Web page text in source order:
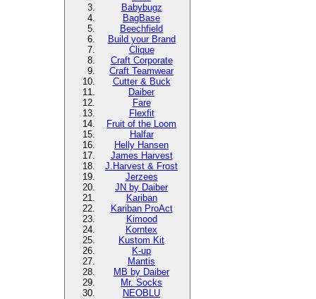
Babybugz
BagBase
Beechfield
Build your Brand
Clique
Craft Corporate
Craft Teamwear
Cutter & Buck
Daiber
Fare
Flexfit
Fruit of the Loom
Halfar
Helly Hansen
James Harvest
J.Harvest & Frost
Jerzees
JN by Daiber
Kariban
Kariban ProAct
Kimood
Korntex
Kustom Kit
K-up
Mantis
MB by Daiber
Mr. Socks
NEOBLU